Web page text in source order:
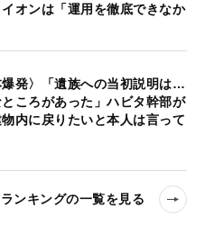
オンは「運用を徹底できなか
爆発〉「遺族への当初説明は…
ころがあった」ハビタ幹部が
内に戻りたいと本人は言って
ンキングの一覧を見る